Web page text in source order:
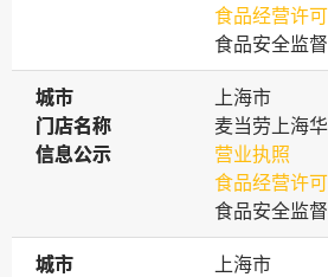
食品经营许
食品安全监
城市
城市
上海市
门店名称
门店名称
麦当劳上海
信息公示
信息公示
营业执照
食品经营许
食品安全监
城市
城市
上海市